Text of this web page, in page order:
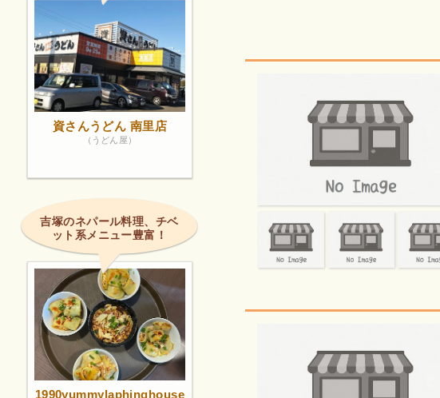
資さんうどん 南里店
（うどん屋）
吉塚のネパール料理、チベ
ット系メニュー豊富！
1990yummylaphinghouse